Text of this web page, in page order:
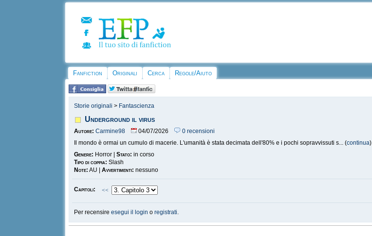
Fanfiction Originali Cerca Regole/Aiuto
Storie originali > Fantascienza
Underground il virus
Autore: Carmine98 04/07/2026
0 recensioni
Il mondo è ormai un cumulo di macerie. L'umanità è stata decimata dell'80% e i pochi sopravvissuti s... (continua)
Genere: Horror |Stato: in corso
Tipo di coppia: Slash
Note: AU |Avvertimenti: nessuno
Capitoli: <<
Per recensireesegui il login oregistrati.